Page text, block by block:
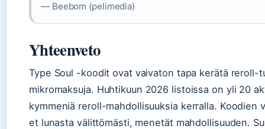
— Beebom (pelimedia)
Yhteenveto
Type Soul -koodit ovat vaivaton tapa kerätä
mikromaksuja. Huhtikuun 2026 listoissa on yli 20
kymmeniä reroll-mahdollisuuksia kerralla.
et lunasta välittömästi, menetät mahdollisuuden.